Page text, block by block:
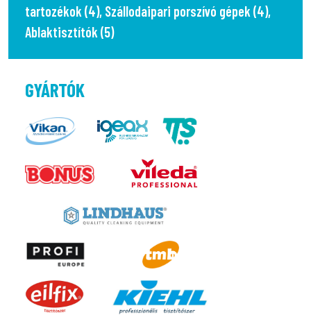
tartozékok (4), Szállodaipari porszívó gépek (4),
Ablaktisztítók (5)
GYÁRTÓK